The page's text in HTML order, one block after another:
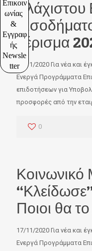
Επικοιν
ωνίας
&
Εγγραφ
ής
Newsle
tter
Ελάχιστου
μέρισμα
19/11/2020 Για νέα και
Ενεργά Προγράμματα
επιδοτήσεων για
προσφορές από την
0
Κοινωνικό
Ποιοι θα
17/11/2020 Για νέα και
Ενεργά Προγράμματα